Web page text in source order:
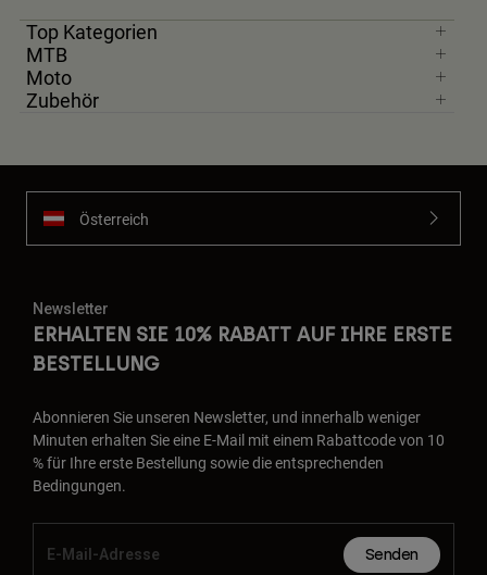
Top Kategorien
MTB
Moto
Zubehör
Österreich
Newsletter
ERHALTEN SIE 10% RABATT AUF IHRE ERSTE
BESTELLUNG
Abonnieren Sie unseren Newsletter, und innerhalb weniger
Minuten erhalten Sie eine E-Mail mit einem Rabattcode von 10
% für Ihre erste Bestellung sowie die entsprechenden
Bedingungen.
Senden